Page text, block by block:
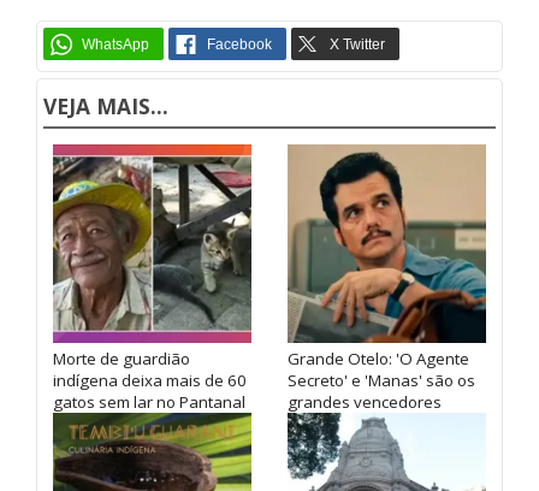
VEJA MAIS...
Morte de guardião
indígena deixa mais de 60
gatos sem lar no Pantanal
Grande Otelo: 'O Agente
Secreto' e 'Manas' são os
grandes vencedores